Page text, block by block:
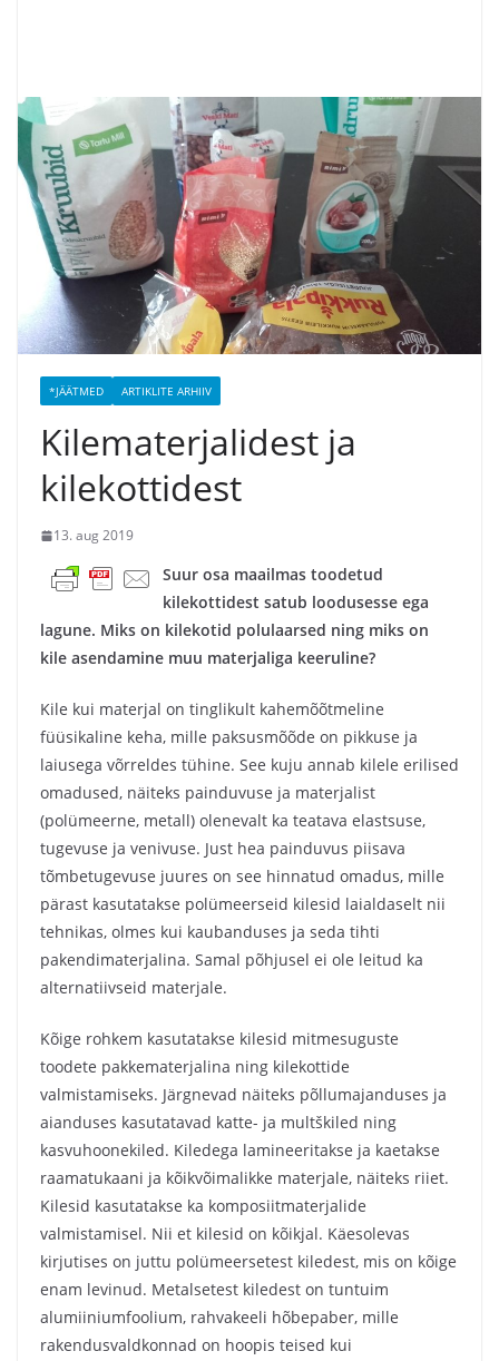
*JÄÄTMED ARTIKLITE ARHIIV
Kilematerjalidest ja
kilekottidest
13. aug 2019
Suur osa maailmas toodetud
kilekottidest satub loodusesse ega
lagune. Miks on kilekotid polulaarsed ning miks on
kile asendamine muu materjaliga keeruline?
Kile kui materjal on tinglikult kahemõõtmeline
füüsikaline keha, mille paksusmõõde on pikkuse ja
laiusega võrreldes tühine. See kuju annab kilele erilised
omadused, näiteks painduvuse ja materjalist
(polümeerne, metall) olenevalt ka teatava elastsuse,
tugevuse ja venivuse. Just hea painduvus piisava
tõmbetugevuse juures on see hinnatud omadus, mille
pärast kasutatakse polümeerseid kilesid laialdaselt nii
tehnikas, olmes kui kaubanduses ja seda tihti
pakendimaterjalina. Samal põhjusel ei ole leitud ka
alternatiivseid materjale.
Kõige rohkem kasutatakse kilesid mitmesuguste
toodete pakkematerjalina ning kilekottide
valmistamiseks. Järgnevad näiteks põllumajanduses ja
aianduses kasutatavad katte- ja multškiled ning
kasvuhoonekiled. Kiledega lamineeritakse ja kaetakse
raamatukaani ja kõikvõimalikke materjale, näiteks riiet.
Kilesid kasutatakse ka komposiitmaterjalide
valmistamisel. Nii et kilesid on kõikjal. Käesolevas
kirjutises on juttu polümeersetest kiledest, mis on kõige
enam levinud. Metalsetest kiledest on tuntuim
alumiiniumfoolium, rahvakeeli hõbepaber, mille
rakendusvaldkonnad on hoopis teised kui